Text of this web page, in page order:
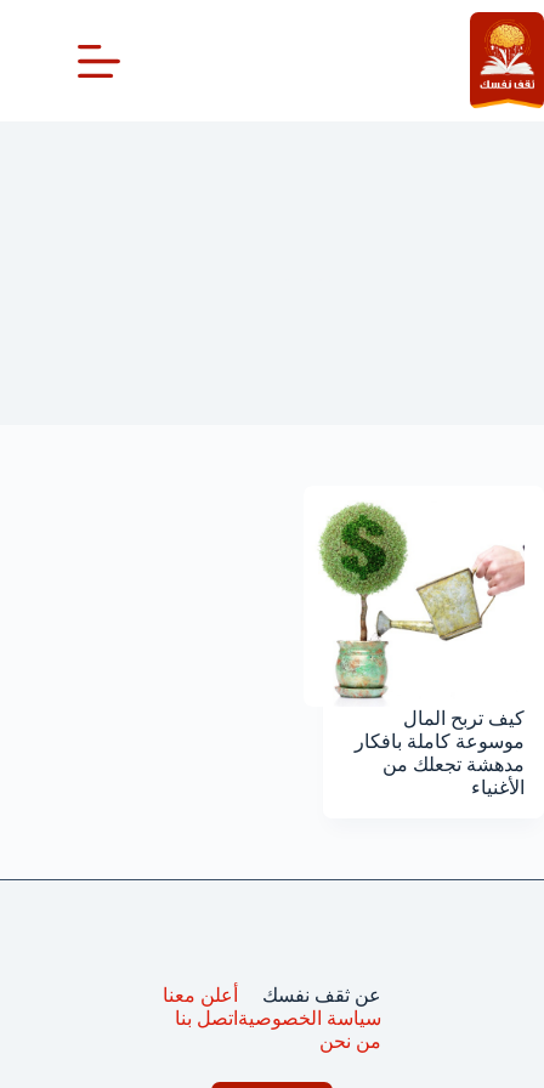
التجاوز
إلى
المحتوى
كيف تربح المال
موسوعة كاملة بافكار
مدهشة تجعلك من
الأغنياء
عن ثقف نفسك
سياسة الخصوصية
من نحن
أعلن معنا
اتصل بنا